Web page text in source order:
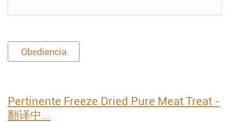
Obediencia
Pertinente Freeze Dried Pure Meat Treat -
翻译中...